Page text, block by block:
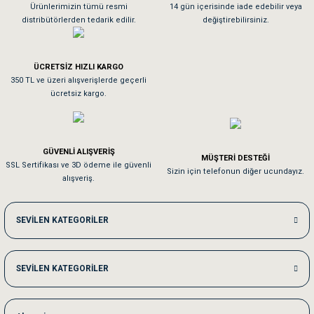
As**** Tu******
Tavşanım kafesinin kalitesine ve paketlemesine bayıldım
Sa**** On******
Kedilerim beğeniyorlar. Memnunuz. Uygun fiyatta olması iyi.
Me***** Ya******
Akşam verdiğim sipariş bir sonraki gün elime ulaştı. Jack russell köpeğim
Ka***** Ar******
Ürünlerimizin tümü resmi
distribütörlerden tedarik edilir.
14 gün içerisinde iade edebilir veya
değiştirebilirsiniz.
ÜCRETSİZ HIZLI KARGO
350 TL ve üzeri alışverişlerde geçerli
ücretsiz kargo.
GÜVENLİ ALIŞVERİŞ
SSL Sertifikası ve 3D ödeme ile güvenli
alışveriş.
MÜŞTERİ DESTEĞİ
Sizin için telefonun diğer ucundayız.
SEVİLEN KATEGORİLER
SEVİLEN KATEGORİLER